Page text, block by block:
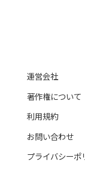
運営会社
著作権について
利用規約
お問い合わせ
プライバシーポ